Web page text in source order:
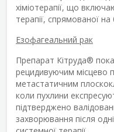
хіміотерапії, що
терапії, спрямованої на
Езофагеальний рак
Препарат Кітруда®
рецидивуючим місцево
метастатичним
коли пухлини
підтверджено
захворювання після